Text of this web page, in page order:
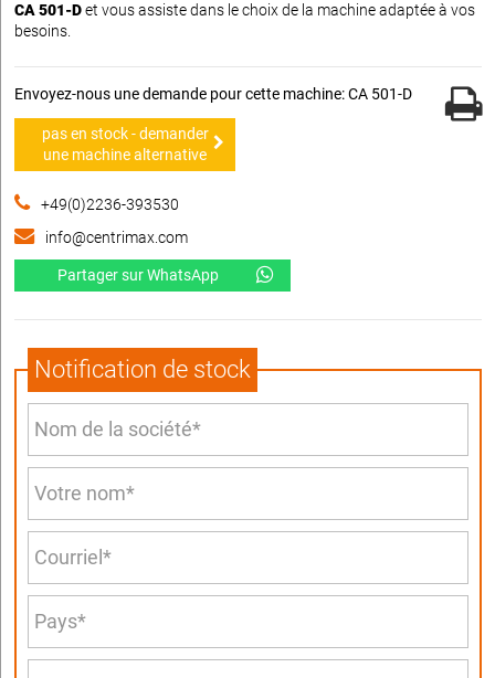
CA 501-Det vous assiste dans le choix de la machine adaptée à vos
besoins.
Envoyez-nous une demande pour cette machine: CA 501-D
pas en stock - demander
une machine alternative
+49(0)2236-393530
info@centrimax.com
Partager sur WhatsApp
Notification de stock